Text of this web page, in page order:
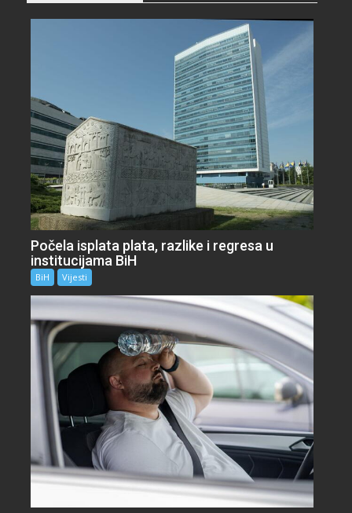
Počela isplata plata, razlike i regresa u
institucijama BiH
BiH Vijesti